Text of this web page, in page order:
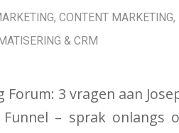
, CONTENT MARKETING,
& CRM
3 vragen aan
– sprak onlangs